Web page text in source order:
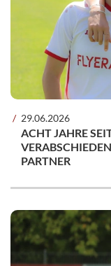
29.06.2026
ACHT JAHRE
PARTNER